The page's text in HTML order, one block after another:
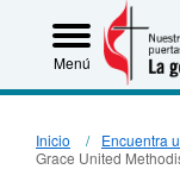
Menú
Inicio
Encuentra
Grace United